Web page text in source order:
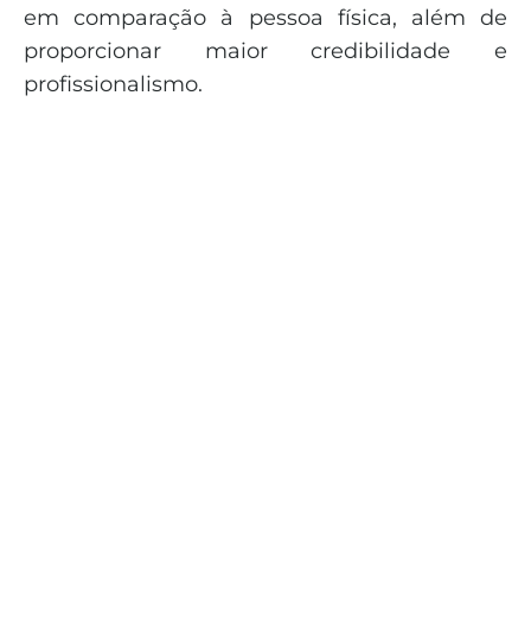
em comparação à pessoa física, além de
proporcionar maior credibilidade e
profissionalismo.